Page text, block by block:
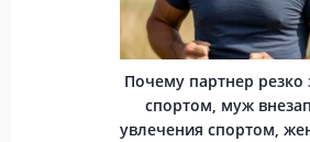
Почему партнер резко
спортом, муж
увлечения спортом,